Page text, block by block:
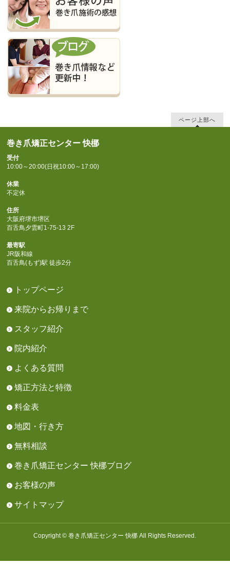
ページ上部へ
巻き爪矯正センター 快梛
受付
10:00～20:00(日祝10:00～17:00)
休業
不定休
住所
大阪府堺市堺区
百舌鳥夕雲町1-75-13 2F
最寄駅
JR阪和線
百舌鳥(もず)駅 徒歩2分
トップページ
来院からお帰りまで
スタッフ紹介
院内紹介
よくある質問
矯正方法と特徴
料金表
地図・行き方
無料相談
巻き爪矯正センター 快梛ブログ
お客様の声
サイトマップ
Copyright © 巻き爪矯正センター 快梛 All Rights Reserved.